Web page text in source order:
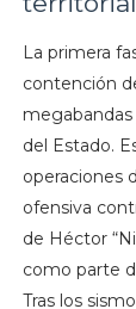
La primera
contención
del Estado.
operaciones
ofensiva
de Héctor
como parte
Tras los